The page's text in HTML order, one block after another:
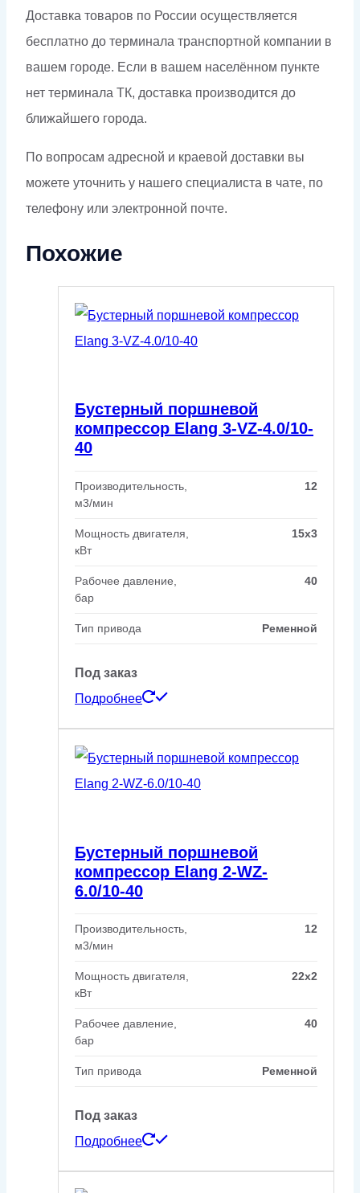
Доставка товаров по России осуществляется
бесплатно до терминала транспортной компании в
вашем городе. Если в вашем населённом пункте
нет терминала ТК, доставка производится до
ближайшего города.
По вопросам адресной и краевой доставки вы
можете уточнить у нашего специалиста в чате, по
телефону или электронной почте.
Похожие
Бустерный поршневой
компрессор Elang 3-VZ-4.0/10-
40
Производительность,
м3/мин
12
Мощность двигателя,
кВт
15x3
Рабочее давление,
бар
40
Тип привода Ременной
Под заказ
Подробнее
Бустерный поршневой
компрессор Elang 2-WZ-
6.0/10-40
Производительность,
м3/мин
12
Мощность двигателя,
кВт
22x2
Рабочее давление,
бар
40
Тип привода Ременной
Под заказ
Подробнее